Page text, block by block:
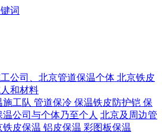
公司、北京管道保温个体 北京铁皮
和材料
工队 管道保冷 保温铁皮防护铠 保
公司与个体乃至个人 北京及周边管
铁皮保温 铝皮保温 彩图板保温